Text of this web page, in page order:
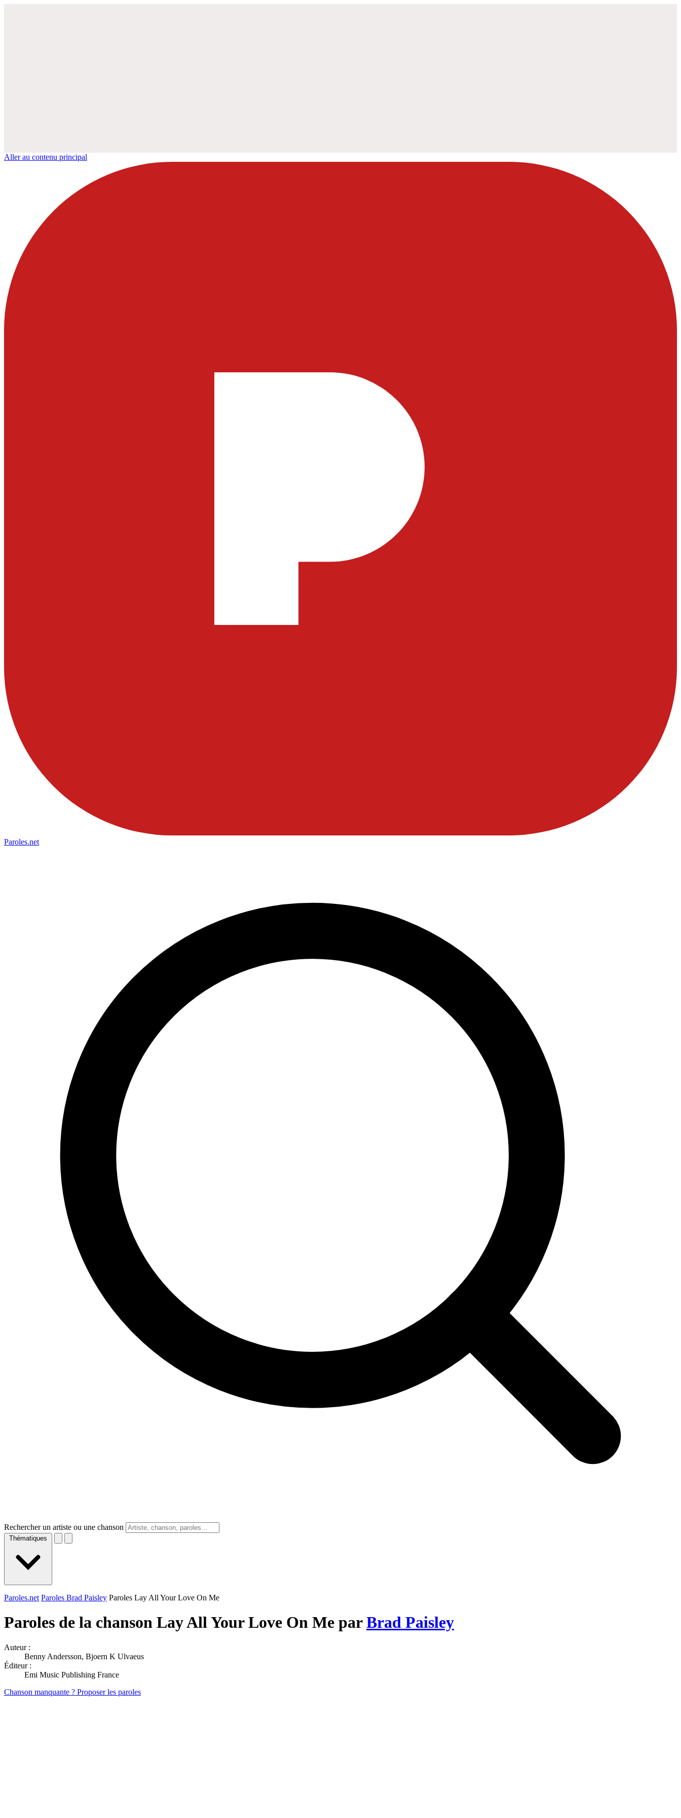
Aller au contenu principal
Paroles.net
Rechercher un artiste ou une chanson
Thématiques
Paroles.net Paroles Brad Paisley Paroles Lay All Your Love On Me
Paroles de la chanson Lay All Your Love On Me parBrad Paisley
Auteur :
Benny Andersson, Bjoern K Ulvaeus
Éditeur :
Emi Music Publishing France
Chanson manquante ? Proposer les paroles